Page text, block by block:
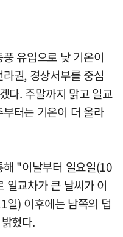
유입으로 낮 기온이
권, 경상서부를 중심
다. 주말까지 맑고 일교
터는 기온이 더 올라
해 "이날부터 일요일(10
일교차가 큰 날씨가 이
) 이후에는 남쪽의 덥
혔다.